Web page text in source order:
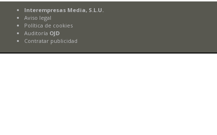
Interempresas Media, S.L.U.
Aviso legal
Política de cookies
Auditoría OJD
Contratar publicidad